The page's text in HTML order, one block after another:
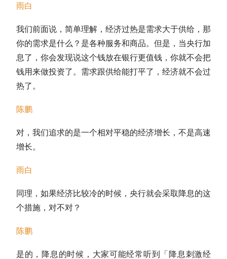
雨白
我们前面说，简单理解，经济过热是需求大于供给，那
你的需求是什么？是各种服务和商品。但是，当央行加
息了，你会发现说这个钱放在银行更值钱，你就不会把
钱用来做投资了。需求跟供给能打平了，经济就不会过
热了。
陈鹏
对，我们追求的是一个相对平稳的经济增长，不是高速
增长。
雨白
同理，如果经济比较冷的时候，央行就会采取降息的这
个措施，对不对？
陈鹏
是的，降息的时候，大家可能经常听到「降息刺激经